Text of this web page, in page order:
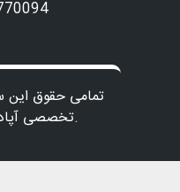
تمامی حقوق این
تخصصی آپادانا محفوظ می باشد.